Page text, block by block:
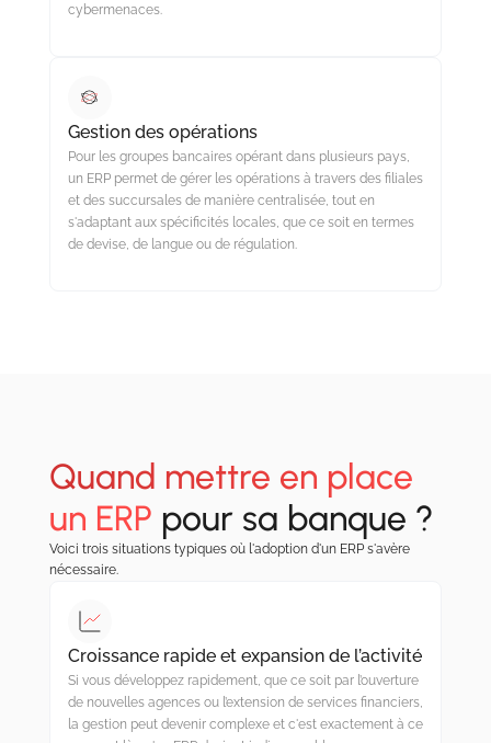
cybermenaces.
Gestion des opérations
Pour les groupes bancaires opérant dans plusieurs pays,
un ERP permet de gérer les opérations à travers des filiales
et des succursales de manière centralisée, tout en
s'adaptant aux spécificités locales, que ce soit en termes
de devise, de langue ou de régulation.
Quand mettre en place
un ERP pour sa banque ?
Voici trois situations typiques où l'adoption d'un ERP s'avère
nécessaire.
Croissance rapide et expansion de l’activité
Si vous développez rapidement, que ce soit par l’ouverture
de nouvelles agences ou l’extension de services financiers,
la gestion peut devenir complexe et c'est exactement à ce